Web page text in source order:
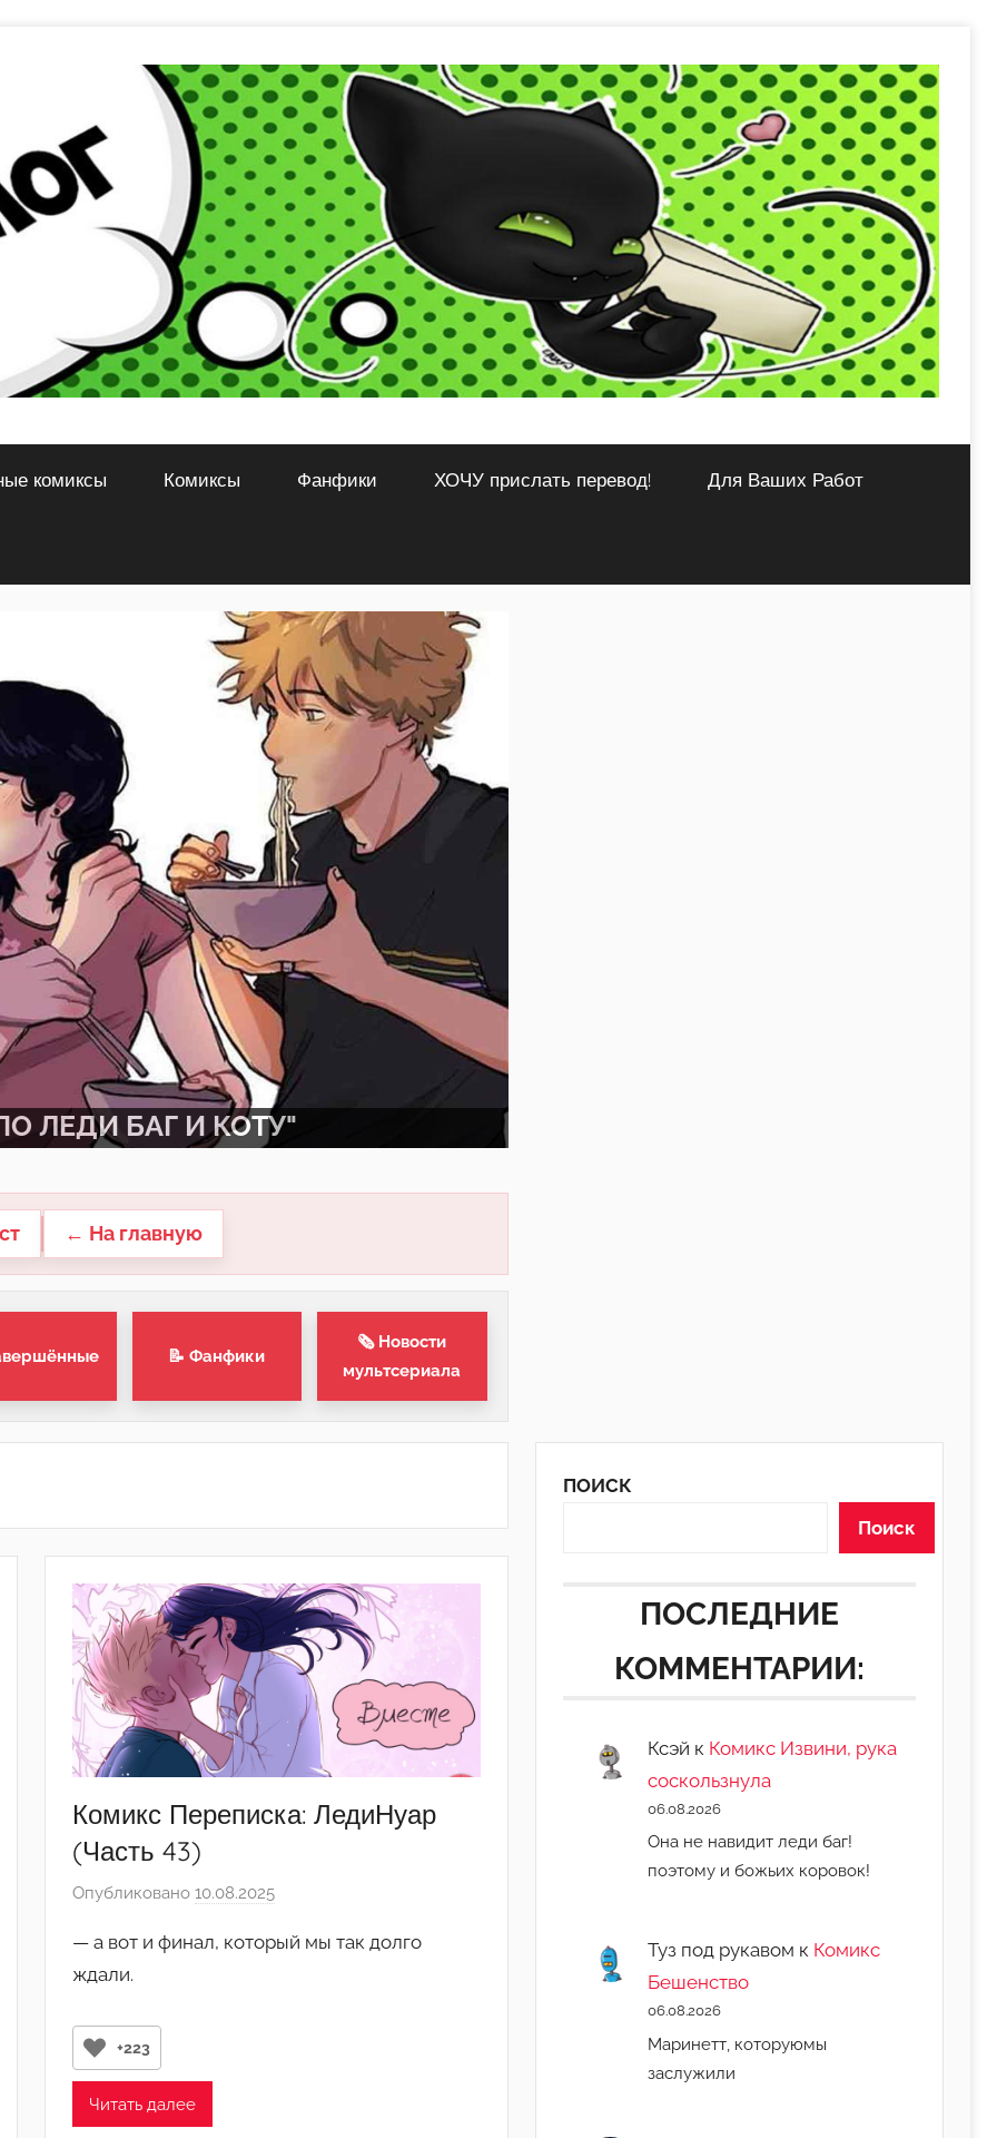
комиксы Комиксы Фанфики ХОЧУ прислать перевод! Для Ваших Работ
ЛЕДИ БАГ И КОТУ"
← На главную
📝 Фанфики
🗞 Новости
мультсериала
Комикс Переписка: ЛедиНуар
(Часть 43)
Опубликовано10.08.2025
т
— а вот и финал, который мы так долго
ждали.
+223
Читать далее
ПОИСК
Поиск
ПОСЛЕДНИЕ
КОММЕНТАРИИ:
Ксэй к Комикс Извини, рука
соскользнула
06.08.2026
Она не навидит леди баг!
поэтому и божьих коровок!
Туз под рукавом к Комикс
Бешенство
06.08.2026
Маринетт, которуюмы
заслужили